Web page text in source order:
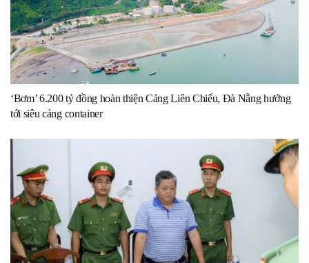
‘Bơm’ 6.200 tỷ đồng hoàn thiện Cảng Liên Chiểu, Đà Nẵng hướng
tới siêu cảng container